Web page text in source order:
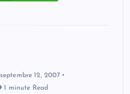
septembre 12, 2007
1 minute Read